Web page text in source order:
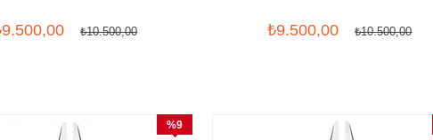
₺10.500,00 ₺9.500,00 ₺10.500,00
%9